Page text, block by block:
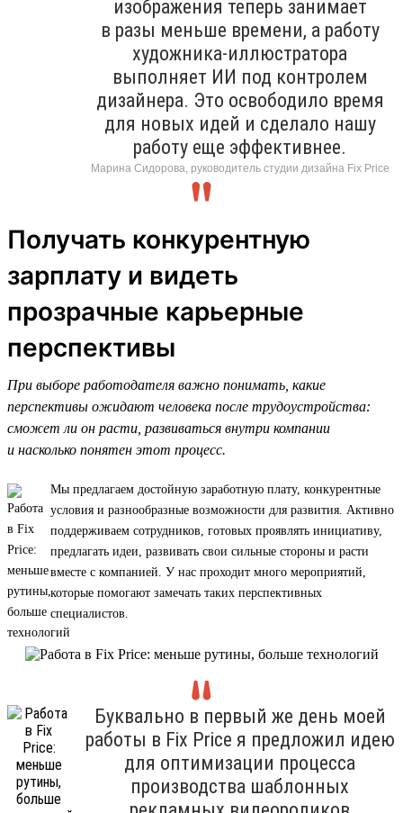
изображения теперь занимает
в разы меньше времени, а работу
художника-иллюстратора
выполняет ИИ под контролем
дизайнера. Это освободило время
для новых идей и сделало нашу
работу еще эффективнее.
Марина Сидорова, руководитель студии дизайна Fix Price
Получать конкурентную
зарплату и видеть
прозрачные карьерные
перспективы
При выборе работодателя важно понимать, какие
перспективы ожидают человека после трудоустройства:
сможет ли он расти, развиваться внутри компании
и насколько понятен этот процесс.
Мы предлагаем достойную заработную плату, конкурентные
условия и разнообразные возможности для развития. Активно
поддерживаем сотрудников, готовых проявлять инициативу,
предлагать идеи, развивать свои сильные стороны и расти
вместе с компанией. У нас проходит много мероприятий,
которые помогают замечать таких перспективных
специалистов.
Буквально в первый же день моей
работы в Fix Price я предложил идею
для оптимизации процесса
производства шаблонных